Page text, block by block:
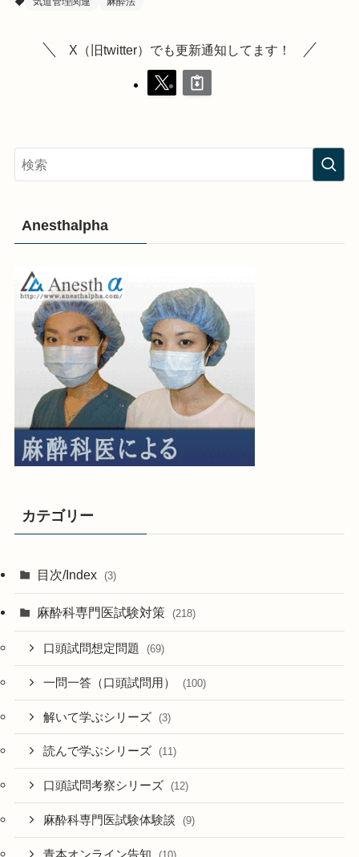
X（旧twitter）でも更新通知してます！
Anesthalpha
カテゴリー
目次/Index (3)
麻酔科専門医試験対策 (218)
口頭試問想定問題 (69)
一問一答（口頭試問用） (100)
解いて学ぶシリーズ (3)
読んで学ぶシリーズ (11)
口頭試問考察シリーズ (12)
麻酔科専門医試験体験談 (9)
青本オンライン告知